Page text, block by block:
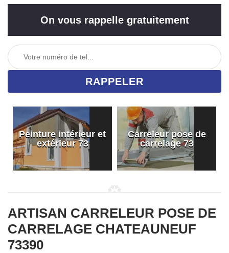
On vous rappelle gratuitement
Peinture intérieur et
extérieur 73
Carreleur pose de
carrelage 73
ARTISAN CARRELEUR POSE DE
CARRELAGE CHATEAUNEUF
73390